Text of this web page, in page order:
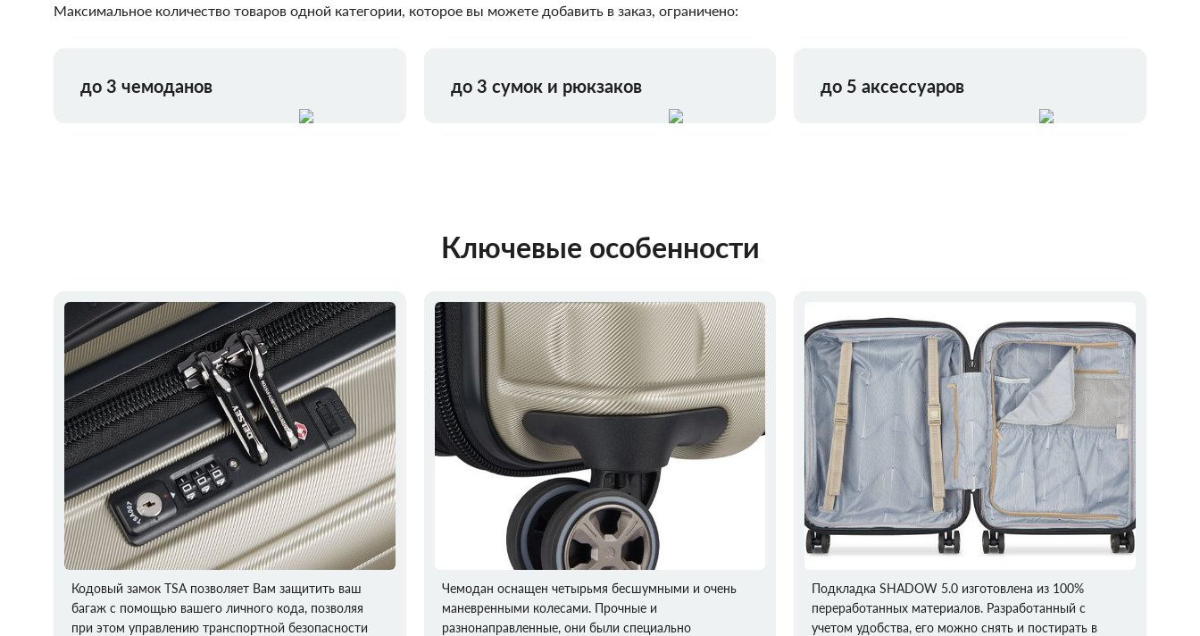
Максимальное количество товаров одной категории, которое вы можете добавить в заказ, ограничено:
до 3 чемоданов до 3 сумок и рюкзаков до 5 аксессуаров
Ключевые особенности
Кодовый замок TSA позволяет Вам защитить ваш
багаж с помощью вашего личного кода, позволяя
при этом управлению транспортной безопасности
Чемодан оснащен четырьмя бесшумными и очень
маневренными колесами. Прочные и
разнонаправленные, они были специально
Подкладка SHADOW 5.0 изготовлена из 100%
переработанных материалов. Разработанный с
учетом удобства, его можно снять и постирать в